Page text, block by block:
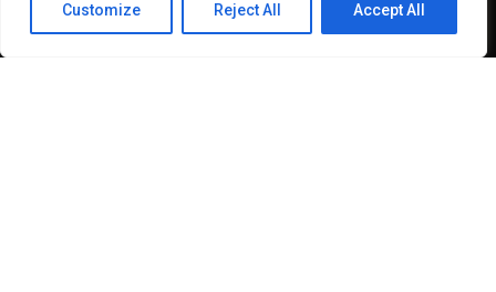
Customize Reject All Accept All